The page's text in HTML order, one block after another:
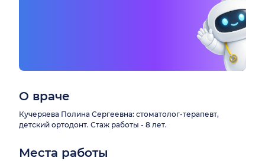
О враче
Кучеряева Полина Сергеевна: стоматолог-терапевт,
детский ортодонт. Стаж работы - 8 лет.
Места работы